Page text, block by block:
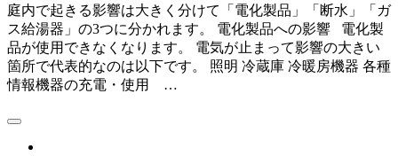
庭内で起きる影響は大きく分けて「電化製品」「断水」「ガ
ス給湯器」の3つに分かれます。 電化製品への影響 電化製
品が使用できなくなります。 電気が止まって影響の大きい
箇所で代表的なのは以下です。 照明 冷蔵庫 冷暖房機器 各種
情報機器の充電・使用 …